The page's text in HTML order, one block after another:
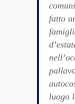
fatto
luogo